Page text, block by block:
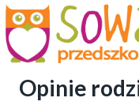
Przejdź
do
treści
Opinie